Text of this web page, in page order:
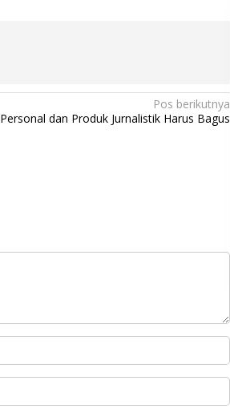
Pos berikutnya
Personal dan Produk Jurnalistik Harus Bagus